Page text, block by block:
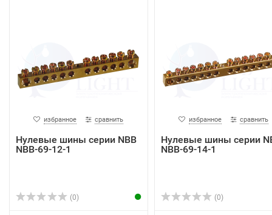
избранное сравнить
Нулевые шины серии NBB
NBB-69-12-1
(0)
избранное сравнить
Нулевые шины серии
NBB-69-14-1
(0)